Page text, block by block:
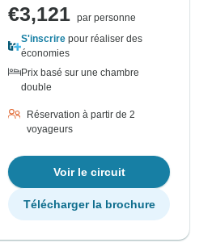
€3,121 par personne
S'inscrire pour réaliser des
économies
Prix basé sur une chambre
double
Réservation à partir de 2
voyageurs
Voir le circuit
Télécharger la brochure